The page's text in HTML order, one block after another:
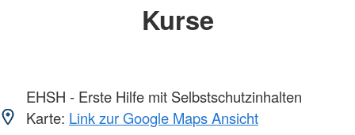
Kurse
EHSH - Erste Hilfe mit Selbstschutzinhalten
Karte: Link zur Google Maps Ansicht